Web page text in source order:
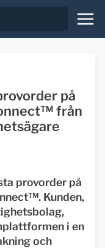
på
från
provorder på
Kunden,
i en
och